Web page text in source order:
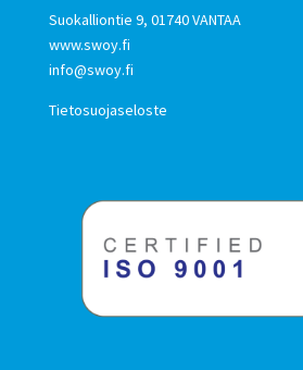
Suokalliontie 9, 01740 VANTAA
www.swoy.fi
info@swoy.fi
Tietosuojaseloste